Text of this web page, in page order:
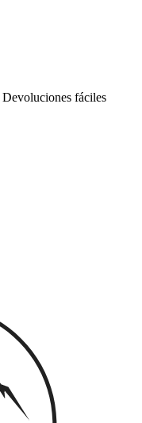
Devoluciones fáciles